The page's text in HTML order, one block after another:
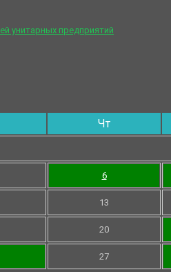
унитарных предприятий
Чт
6
13
20
27